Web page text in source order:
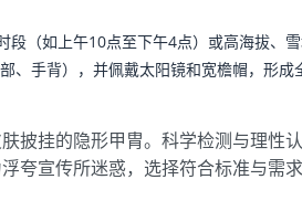
段（如上午10点至下午4点）或高海拔、
、手背），并佩戴太阳镜和宽檐帽，形成
披挂的隐形甲胄。科学检测与理性
夸宣传所迷惑，选择符合标准与需